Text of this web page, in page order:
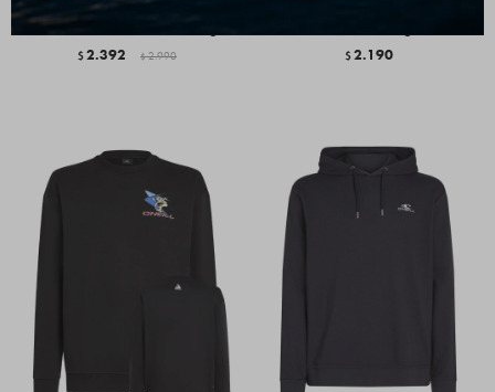
Buzo Jack's Polartec - Midnight
$2.392 $ 2.990 $2.190